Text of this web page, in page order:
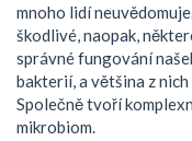
mnoho lidí
škodlivé, naopak,
správné fungování
bakterií, a většina z
Společně tvoří
mikrobiom.